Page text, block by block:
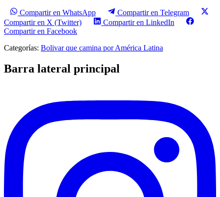
Compartir en WhatsApp
Compartir en Telegram
Compartir en X (Twitter)
Compartir en LinkedIn
Compartir en Facebook
Categorías: Bolivar que camina por América Latina
Barra lateral principal